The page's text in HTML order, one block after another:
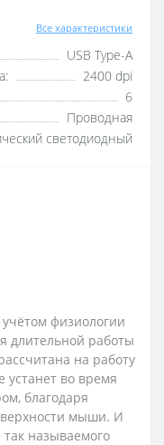
Все характеристики
USB Type-A
2400 dpi
6
Проводная
светодиодный
физиологии
длительной работы
на работу
устанет во время
благодаря
мыши. И
называемого